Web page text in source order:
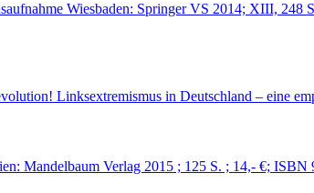
Wiesbaden: Springer VS 2014; XIII,
Linksextremismus in Deutschland – eine
Mandelbaum Verlag 2015 ; 125 S. ; 14,- €;